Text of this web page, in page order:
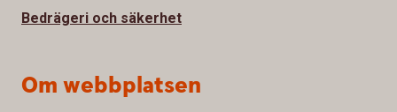
Bedrägeri och säkerhet
Om webbplatsen